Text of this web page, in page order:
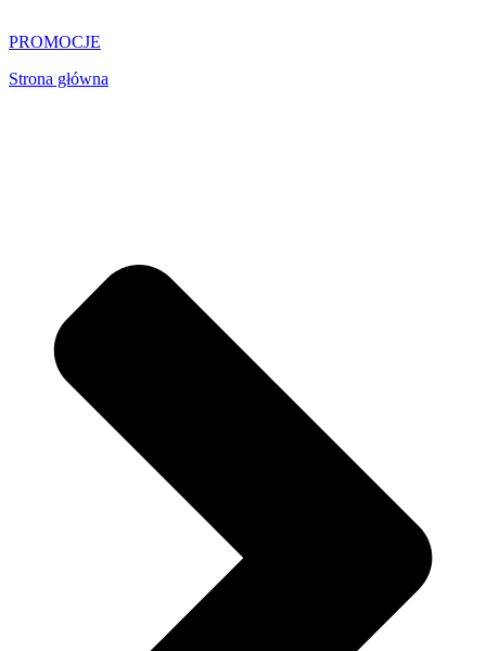
PROMOCJE
Strona główna